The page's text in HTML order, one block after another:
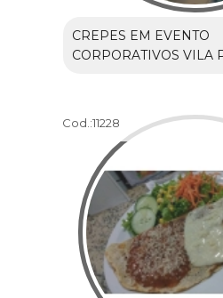
CREPES EM EVENTO
CORPORATIVOS VILA
Cod.:11228